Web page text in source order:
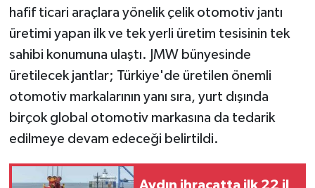
hafif ticari araçlara yönelik çelik otomotiv jantı
üretimi yapan ilk ve tek yerli üretim tesisinin tek
sahibi konumuna ulaştı. JMW bünyesinde
üretilecek jantlar; Türkiye'de üretilen önemli
otomotiv markalarının yanı sıra, yurt dışında
birçok global otomotiv markasına da tedarik
edilmeye devam edeceği belirtildi.
Aydın ihracatta ilk 22 il